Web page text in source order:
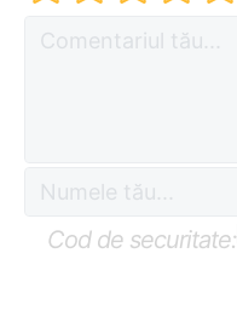
Cod de securitate: